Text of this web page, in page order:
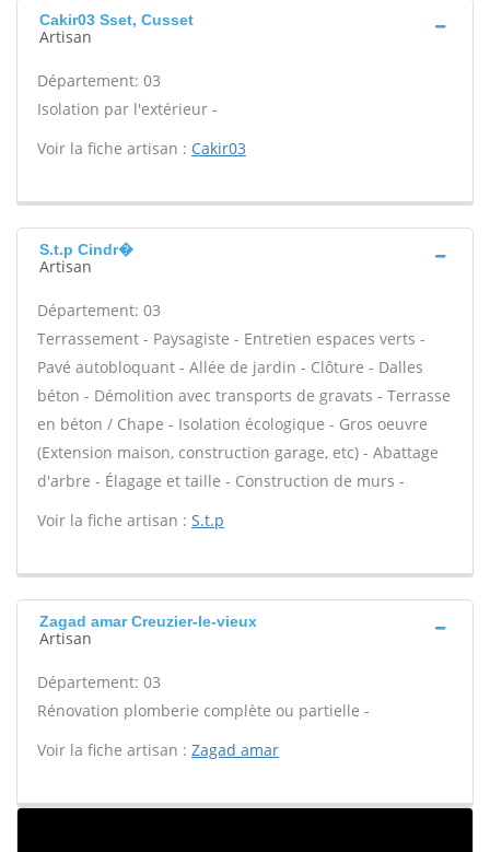
Cakir03 Sset, Cusset
Artisan
Département: 03
Isolation par l'extérieur -
Voir la fiche artisan : Cakir03
S.t.p Cindr�
Artisan
Département: 03
Terrassement - Paysagiste - Entretien espaces verts -
Pavé autobloquant - Allée de jardin - Clôture - Dalles
béton - Démolition avec transports de gravats - Terrasse
en béton / Chape - Isolation écologique - Gros oeuvre
(Extension maison, construction garage, etc) - Abattage
d'arbre - Élagage et taille - Construction de murs -
Voir la fiche artisan : S.t.p
Zagad amar Creuzier-le-vieux
Artisan
Département: 03
Rénovation plomberie complète ou partielle -
Voir la fiche artisan : Zagad amar